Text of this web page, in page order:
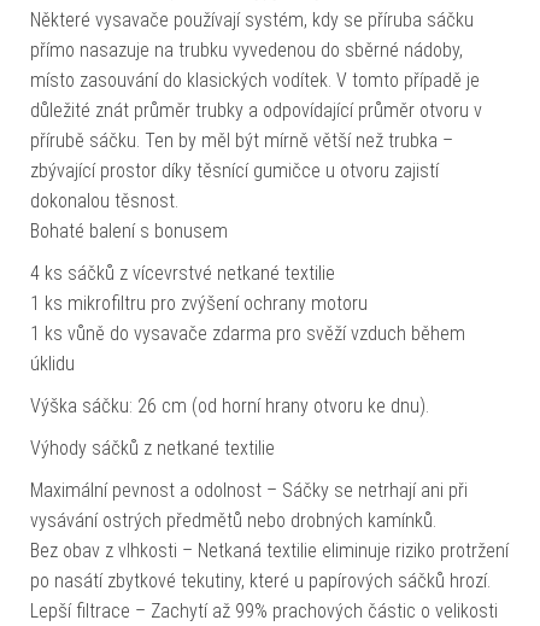
Některé vysavače používají systém, kdy se příruba sáčku
přímo nasazuje na trubku vyvedenou do sběrné nádoby,
místo zasouvání do klasických vodítek. V tomto případě je
důležité znát průměr trubky a odpovídající průměr otvoru v
přírubě sáčku. Ten by měl být mírně větší než trubka –
zbývající prostor díky těsnící gumičce u otvoru zajistí
dokonalou těsnost.
Bohaté balení s bonusem
4 ks sáčků z vícevrstvé netkané textilie
1 ks mikrofiltru pro zvýšení ochrany motoru
1 ks vůně do vysavače zdarma pro svěží vzduch během
úklidu
Výška sáčku: 26 cm (od horní hrany otvoru ke dnu).
Výhody sáčků z netkané textilie
Maximální pevnost a odolnost – Sáčky se netrhají ani při
vysávání ostrých předmětů nebo drobných kamínků.
Bez obav z vlhkosti – Netkaná textilie eliminuje riziko protržení
po nasátí zbytkové tekutiny, které u papírových sáčků hrozí.
Lepší filtrace – Zachytí až 99% prachových částic o velikosti